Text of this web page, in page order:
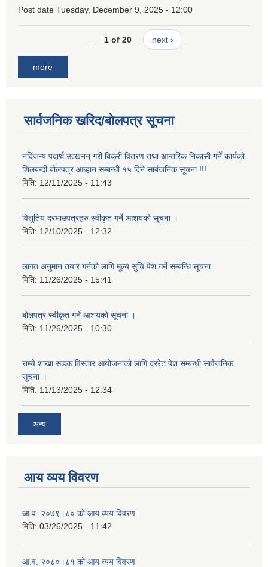
Post date Tuesday, December 9, 2025 - 12:00
1 of 20 next ›
more
सार्वजनिक खरिद/बोलपत्र सूचना
नदिजन्य पदार्थ उत्खनन् गरी बिक्री वितरण तथा आन्तरिक निकासी गर्ने कार्यको
शिलबन्दी बोलपत्र आब्हान सम्बन्धी १५ दिने सार्बजनिक सूचना !!!
मिति: 12/11/2025 - 11:43
विद्युतिय दरभाउपत्रहरु स्वीकृत गर्ने आशयको सूचना ।
मिति: 12/10/2025 - 12:32
लागत अनुमान तयार गर्नकाे लागि मूल्य सुचि पेश गर्ने सम्बन्धि सूचना
मिति: 11/26/2025 - 15:41
बोलपत्र स्वीकृत गर्ने आशयको सूचना ।
मिति: 11/26/2025 - 10:30
राम्चे शाखा सडक विस्तार आयोजनाको लागि दररेट पेश सम्बन्धी सार्वजनिक
सूचना ।
मिति: 11/13/2025 - 12:34
अन्य
आय व्यय विवरण
आ.व. २०७९।८० को आय व्यय विवरण
मिति: 03/26/2025 - 11:42
आ.व. २०८०।८१ को आय व्यय विवरण